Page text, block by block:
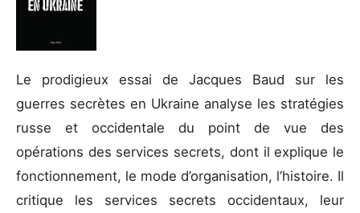
Le prodigieux essai de Jacques Baud sur les
guerres secrètes en Ukraine analyse les stratégies
russe et occidentale du point de vue des
opérations des services secrets, dont il explique le
fonctionnement, le mode d’organisation, l’histoire. Il
critique les services secrets occidentaux, leur